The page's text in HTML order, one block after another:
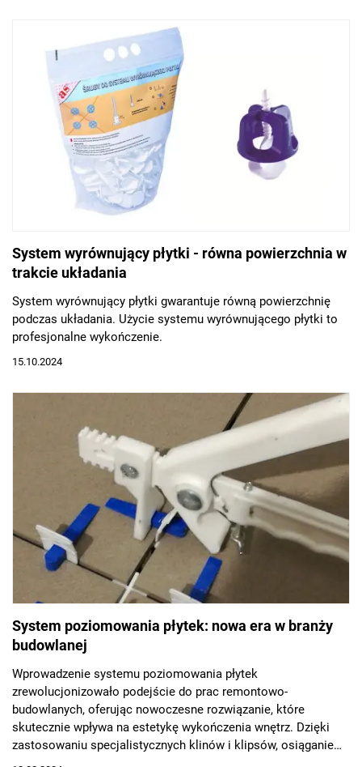
System wyrównujący płytki - równa powierzchnia w
trakcie układania
System wyrównujący płytki gwarantuje równą powierzchnię
podczas układania. Użycie systemu wyrównującego płytki to
profesjonalne wykończenie.
15.10.2024
System poziomowania płytek: nowa era w branży
budowlanej
Wprowadzenie systemu poziomowania płytek
zrewolucjonizowało podejście do prac remontowo-
budowlanych, oferując nowoczesne rozwiązanie, które
skutecznie wpływa na estetykę wykończenia wnętrz. Dzięki
zastosowaniu specjalistycznych klinów i klipsów, osiąganie
idealnie równej powierzchni stało się znacznie prostsze i